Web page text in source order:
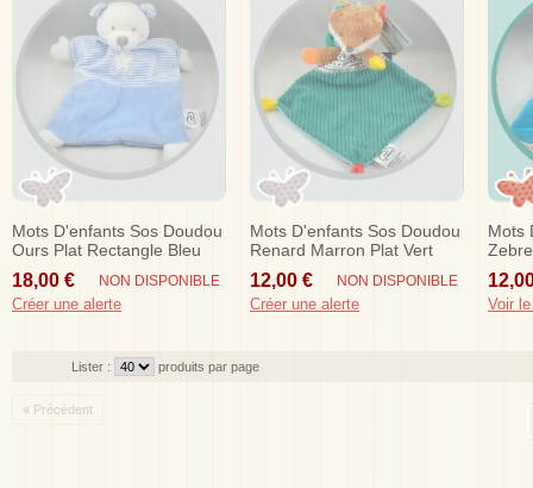
Mots D'enfants Sos Doudou
Ours Plat Rectangle Bleu
Etoile
18,00 € NON DISPONIBLE
Créer une alerte
Mots D'enfants Sos Doudou
Renard Marron Plat Vert
Triange
12,00 € NON DISPONIBLE
Créer une alerte
Mots
Lion
Voir
Lister : produits par page
« Précédent